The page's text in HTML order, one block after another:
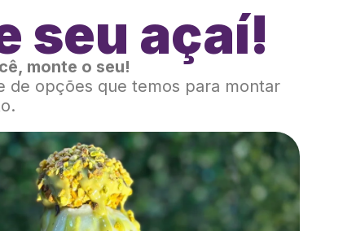
seu açaí!
monte o seu!
de opções que temos para montar